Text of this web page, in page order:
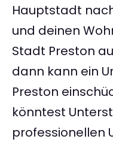
Hauptstadt
und deinen
Stadt Preston
dann kann ein
Preston
könntest
professionellen